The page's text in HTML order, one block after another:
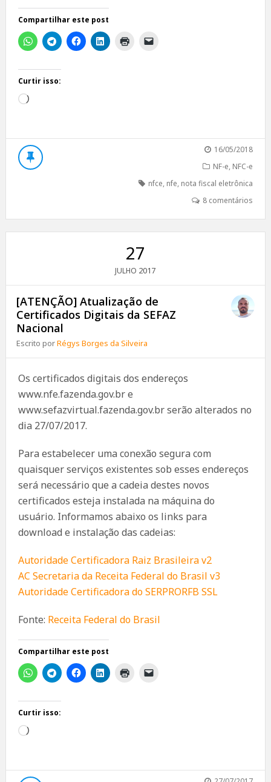
Compartilhar este post
Curtir isso:
Carregando...
16/05/2018
NF-e, NFC-e
nfce, nfe, nota fiscal eletrônica
8 comentários
27
JULHO 2017
[ATENÇÃO] Atualização de
Certificados Digitais da SEFAZ
Nacional
Escrito porRégys Borges da Silveira
Os certificados digitais dos endereços
www.nfe.fazenda.gov.br e
www.sefazvirtual.fazenda.gov.br serão alterados no
dia 27/07/2017.
Para estabelecer uma conexão segura com
quaisquer serviços existentes sob esses endereços
será necessário que a cadeia destes novos
certificados esteja instalada na máquina do
usuário. Informamos abaixo os links para
download e instalação das cadeias:
Autoridade Certificadora Raiz Brasileira v2
AC Secretaria da Receita Federal do Brasil v3
Autoridade Certificadora do SERPRORFB SSL
Fonte: Receita Federal do Brasil
Compartilhar este post
Curtir isso:
Carregando...